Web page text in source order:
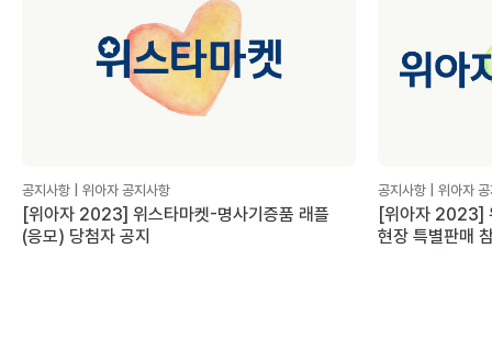
공지사항 | 위아자 공지사항
[위아자 2023] 위스타마켓-명사기증품 래플
(응모) 당첨자 공지
공지사항 | 위아자
[위아자 2023]
현장 특별판매